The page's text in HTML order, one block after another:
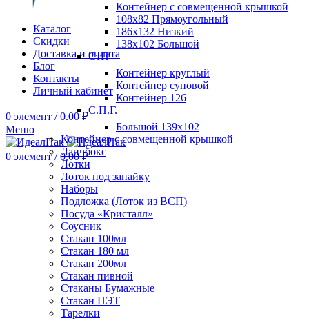
Каталог
Скидки
Доставка и оплата
Блог
Контакты
Личный кабинет
0 элемент / 0.00₽
Меню
0 элемент / 0.00₽
Контейнер с совмещенной крышкой
108х82 Прямоугольный
186х132 Низкий
138х102 Большой
СтП
Контейнер круглый
Контейнер суповой
Контейнер 126
С.П.Г.
Большой 139х102
Контейнер с совмещенной крышкой
Ланчбокс
Лотки
Лоток под запайку
Наборы
Подложка (Лоток из ВСП)
Посуда «Кристалл»
Соусник
Стакан 100мл
Стакан 180 мл
Стакан 200мл
Стакан пивной
Стаканы Бумажные
Стакан ПЭТ
Тарелки